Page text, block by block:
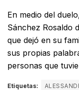
En medio del
Sánchez Rosaldo
que dejó en su
sus propias
personas que
Etiquetas: